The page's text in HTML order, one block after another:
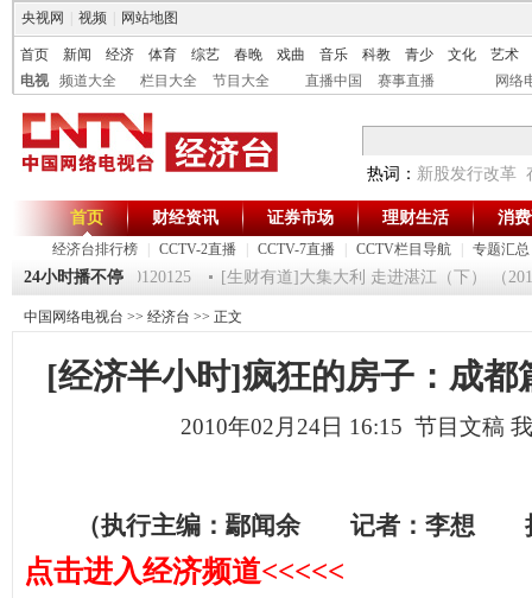
央视网 视频 网站地图
首页 新闻 经济 体育 综艺 春晚 戏曲 音乐 科教 青少 文化
艺术
电视
频道大全 栏目大全 节目大全 直播中国 赛事直播 网络
热词： 新股发行改革
首页
经济台排行榜 CCTV-2直播 CCTV-7直播 CCTV栏目导航 专题汇总
财经资讯 证券市场 理财生活 消
24小时播不停
第一时间》 20120125 [生财有道]大集大利 走进湛江（下） （
中国网络电视台 >> 经济台 >> 正文
[经济半小时]疯狂的房子：成都
2010年02月24日 16:15 节目文稿
（执行主编：鄢闻余 记者：李想
点击进入经济频道<<<<<